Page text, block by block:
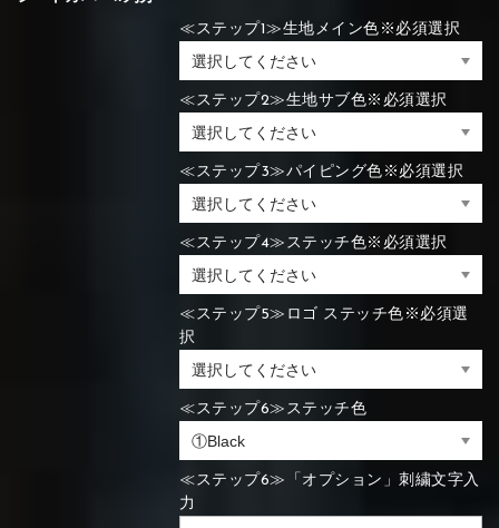
≪ステップ1≫生地メイン色※必須選択
≪ステップ2≫生地サブ色※必須選択
≪ステップ3≫パイピング色※必須選択
≪ステップ4≫ステッチ色※必須選択
≪ステップ5≫ロゴ ステッチ色※必須選
択
≪ステップ6≫ステッチ色
≪ステップ6≫「オプション」刺繍文字入
力